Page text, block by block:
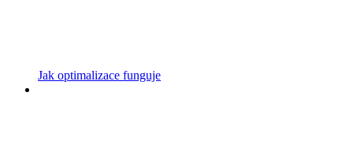
Jak optimalizace funguje